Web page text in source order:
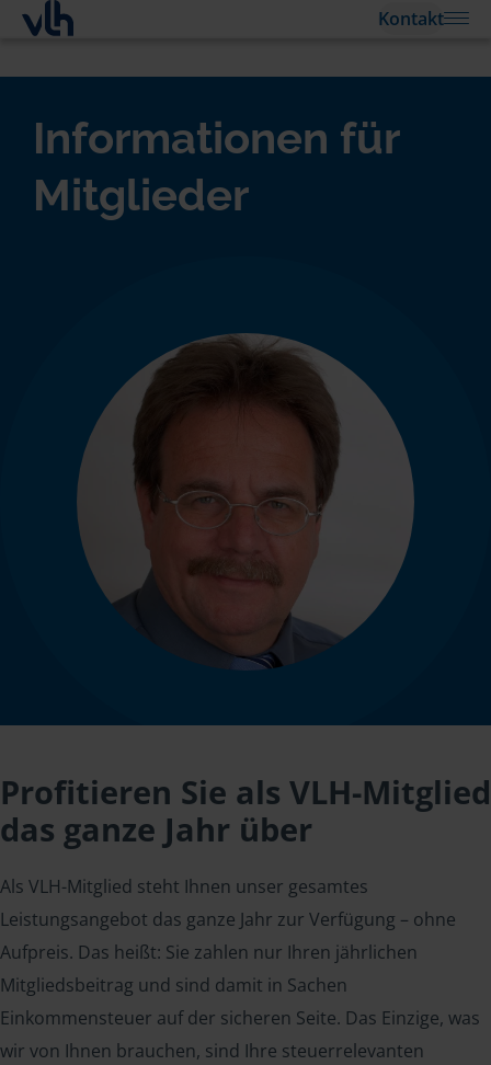
Kontakt
Informationen für
Mitglieder
Profitieren Sie als VLH-Mitglied
das ganze Jahr über
Als VLH-Mitglied steht Ihnen unser gesamtes
Leistungsangebot das ganze Jahr zur Verfügung – ohne
Aufpreis. Das heißt: Sie zahlen nur Ihren jährlichen
Mitgliedsbeitrag und sind damit in Sachen
Einkommensteuer auf der sicheren Seite. Das Einzige, was
wir von Ihnen brauchen, sind Ihre steuerrelevanten